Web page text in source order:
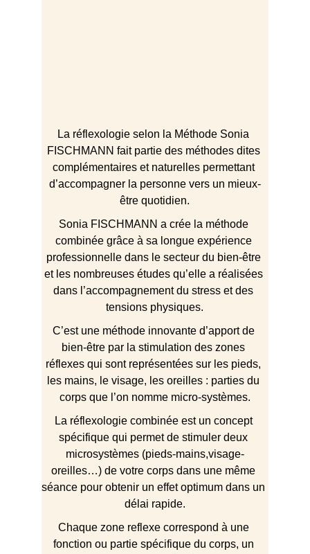
La réflexologie selon la Méthode Sonia
FISCHMANN fait partie des méthodes dites
complémentaires et naturelles permettant
d’accompagner la personne vers un mieux-
être quotidien.
Sonia FISCHMANN a crée la méthode
combinée grâce à sa longue expérience
professionnelle dans le secteur du bien-être
et les nombreuses études qu’elle a réalisées
dans l’accompagnement du stress et des
tensions physiques.
C’est une méthode innovante d’apport de
bien-être par la stimulation des zones
réflexes qui sont représentées sur les pieds,
les mains, le visage, les oreilles : parties du
corps que l’on nomme micro-systèmes.
La réflexologie combinée est un concept
spécifique qui permet de stimuler deux
microsystèmes (pieds-mains,visage-
oreilles…) de votre corps dans une même
séance pour obtenir un effet optimum dans un
délai rapide.
Chaque zone reflexe correspond à une
fonction ou partie spécifique du corps, un